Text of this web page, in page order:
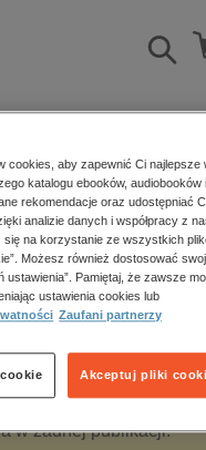
Pokaż/
wnętrz
gospodarka
Waszut
w żadnej publikacji.
cookies, aby zapewnić Ci najlepsze
katalogu ebooków, audiobooków
rekomendacje oraz udostępniać
analizie danych i współpracy z
na korzystanie ze wszystkich
Możesz również dostosować
ustawienia”. Pamiętaj, że zawsze
ustawienia cookies lub
Zaufani partnerzy
Akceptuj pliki